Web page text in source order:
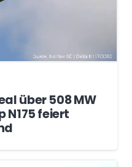
über 508 MW
N175 feiert